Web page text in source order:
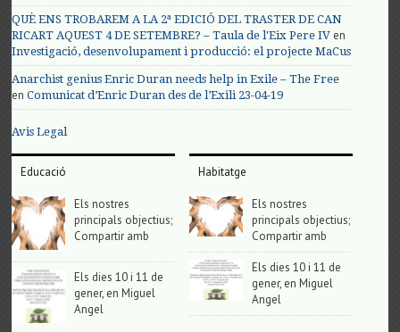
QUÈ ENS TROBAREM A LA 2ª EDICIÓ DEL TRASTER DE CAN
RICART AQUEST 4 DE SETEMBRE? – Taula de l'Eix Pere IV en
Investigació, desenvolupament i producció: el projecte MaCus
Anarchist genius Enric Duran needs help in Exile – The Free
enComunicat d’Enric Duran des de l’Exili 23-04-19
Avis Legal
Educació
Els nostres
principals objectius;
Compartir amb
Els dies 10 i 11 de
gener, en Miguel
Angel
Habitatge
Els nostres
principals objectius;
Compartir amb
Els dies 10 i 11 de
gener, en Miguel
Angel